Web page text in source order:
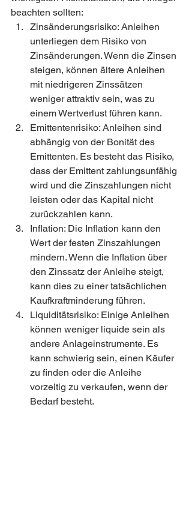
beachten sollten:
Zinsänderungsrisiko: Anleihen
unterliegen dem Risiko von
Zinsänderungen. Wenn die Zinsen
steigen, können ältere Anleihen
mit niedrigeren Zinssätzen
weniger attraktiv sein, was zu
einem Wertverlust führen kann.
Emittentenrisiko: Anleihen sind
abhängig von der Bonität des
Emittenten. Es besteht das Risiko,
dass der Emittent zahlungsunfähig
wird und die Zinszahlungen nicht
leisten oder das Kapital nicht
zurückzahlen kann.
Inflation: Die Inflation kann den
Wert der festen Zinszahlungen
mindern. Wenn die Inflation über
den Zinssatz der Anleihe steigt,
kann dies zu einer tatsächlichen
Kaufkraftminderung führen.
Liquiditätsrisiko: Einige Anleihen
können weniger liquide sein als
andere Anlageinstrumente. Es
kann schwierig sein, einen Käufer
zu finden oder die Anleihe
vorzeitig zu verkaufen, wenn der
Bedarf besteht.